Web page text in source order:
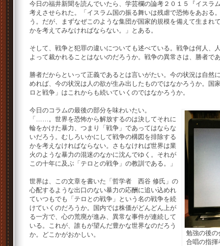
今日の福井新聞を読んでいたら、学芸欄の論考２０１５『イスラ
考えさせられた。「イスラム国の振る舞いは残虐で恐怖をあおる
う。だが、まずなぜこのような集団が国家的規模を備えて生まれ
かを考えてみなければならない。」とある。
そして、戦争と犯罪の違いについても述べている。戦争は何人、
よって裁かれることはないのだろうか。戦争の異常さは、勝者で
勝者だからといって正義であるとは言いがたい。今の状況は自然
めれば、今の状況は人の欲が生み出したものではなかろうか。国
ロと戦争」はこれからも続いていくのではなかろうか。
勉強の後の
合唱の指揮
今日のコラムの最後の部分を味わいたい。
「……。世界を恐怖から解放するのは決してそれに
輪をかけた暴力、つまり「戦争」であってはならな
いだろう。むしろいかにして戦争の構図を排除する
かを考えなければならない。さもなければ世界は業
火のような暴力の混迷のなかに沈んでゆく。それが
この十年に及ぶ「テロとの戦争」の教訓である。」
世界は、この文章を書いた「哲学者 西谷 修氏」の
心配するような出口のない暴力の応酬に追い込めれ
ていつもでも「テロとの戦争」という名の戦争を続
けていくのだろうか。国内では株価がどんどん上が
る一方で、心の荒廃が進み、異常な事件が連続して
いる。これが、誰もが望んだ豊かな世界なのだろう
か。どこかがおかしい。